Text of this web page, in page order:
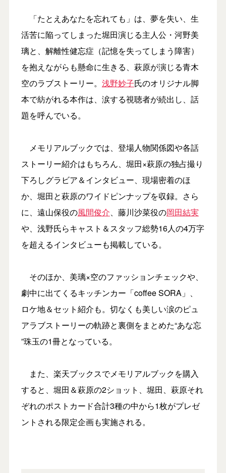
「たとえあなたを忘れても」は、夢を失い、生
活苦に陥ってしまった堀田演じる主人公・河野美
璃と、解離性健忘症（記憶を失ってしまう障害）
を抱えながらも懸命に生きる、萩原が演じる青木
空のラブストーリー。 浅野妙子氏のオリジナル脚
本で紡がれる本作は、涙する視聴者が続出し、話
題を呼んでいる。
メモリアルブックでは、登場人物関係図や各話
ストーリー紹介はもちろん、堀田×萩原の独占撮り
下ろしグラビア＆インタビュー、現場密着のほ
か、堀田と萩原のワイドピンナップを収録。さら
に、遠山保役の風間俊介、藤川沙菜役の岡田結実
や、浅野氏らキャスト＆スタッフ総勢16人の4万字
を超えるインタビューも掲載している。
そのほか、美璃×空のファッションチェックや、
劇中に出てくるキッチンカー「coffee SORA」、
ロケ地＆セット紹介も。切なくも美しい涙のピュ
アラブストーリーの軌跡と裏側をまとめた“あな忘
”珠玉の1冊となっている。
また、楽天ブックスでメモリアルブックを購入
すると、堀田＆萩原の2ショット、堀田、萩原それ
ぞれのポストカード合計3種の中から1枚がプレゼ
ントされる限定企画も実施される。